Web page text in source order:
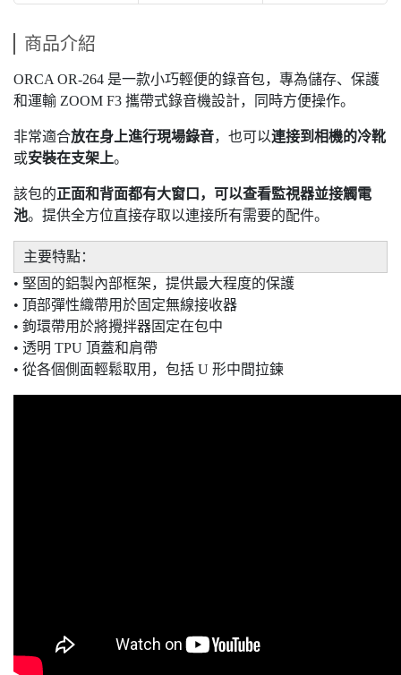
商品介紹
ORCA OR-264 是一款小巧輕便的錄音包，專為儲存、保護
和運輸 ZOOM F3 攜帶式錄音機設計，同時方便操作。
非常適合放在身上進行現場錄音，也可以連接到相機的冷靴
或安裝在支架上。
該包的正面和背面都有大窗口，可以查看監視器並接觸電
池。提供全方位直接存取以連接所有需要的配件。
主要特點：
• 堅固的鋁製內部框架，提供最大程度的保護
• 頂部彈性織帶用於固定無線接收器
• 鉤環帶用於將攪拌器固定在包中
• 透明 TPU 頂蓋和肩帶
• 從各個側面輕鬆取用，包括 U 形中間拉鍊